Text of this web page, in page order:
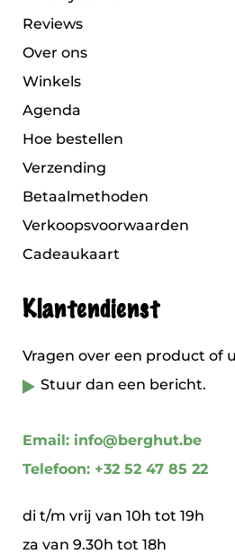
Reviews
Over ons
Winkels
Agenda
Hoe bestellen
Verzending
Betaalmethoden
Verkoopsvoorwaarden
Cadeaukaart
Klantendienst
Vragen over een product of
Stuur dan een bericht.
Email: info@berghut.be
Telefoon: +32 52 47 85 22
di t/m vrij van 10h tot 19h
za van 9.30h tot 18h